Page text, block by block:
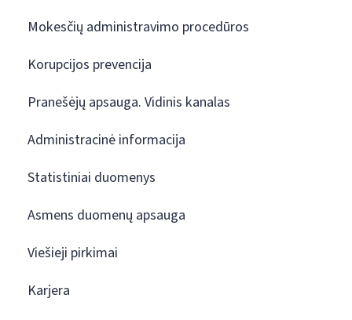
Mokesčių administravimo procedūros
Korupcijos prevencija
Pranešėjų apsauga. Vidinis kanalas
Administracinė informacija
Statistiniai duomenys
Asmens duomenų apsauga
Viešieji pirkimai
Karjera